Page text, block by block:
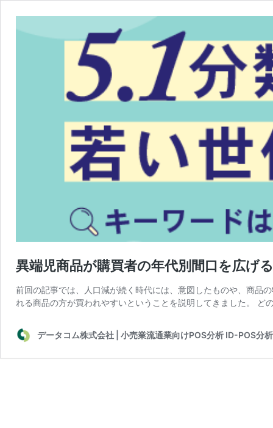
異端児商品が購買者の年代別間口を広げ
前回の記事では、人口減が続く時代には、意図したものや、商品
れる商品の方が買われやすいということを説明してきました。
データコム株式会社 | 小売業流通業向けPOS分析 ID-POS分析